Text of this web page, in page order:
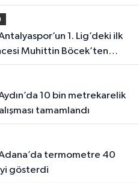
tutuldu, son 16 belli oldu
Muhittin Böcek’ten
tamamlandı
gösterdi